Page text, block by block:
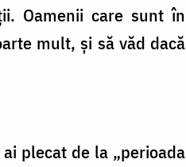
Oamenii care sunt în
mult, şi să văd dacă
plecat de la „perioada